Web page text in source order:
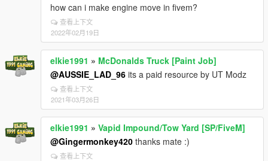
how can i make engine move in fivem?
查看上下文
2022年02月19日
elkie1991 » McDonalds Truck [Paint Job]
@AUSSIE_LAD_96 its a paid resource by UT Modz
查看上下文
2021年03月26日
elkie1991 » Vapid Impound/Tow Yard [SP/FiveM]
@Gingermonkey420 thanks mate :)
查看上下文